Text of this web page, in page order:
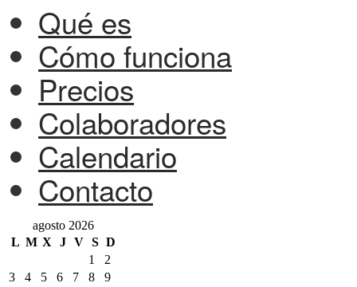
Qué es
Cómo funciona
Precios
Colaboradores
Calendario
Contacto
agosto 2026
L M X J V S D
1
2
3
4 5 6 7 8
9